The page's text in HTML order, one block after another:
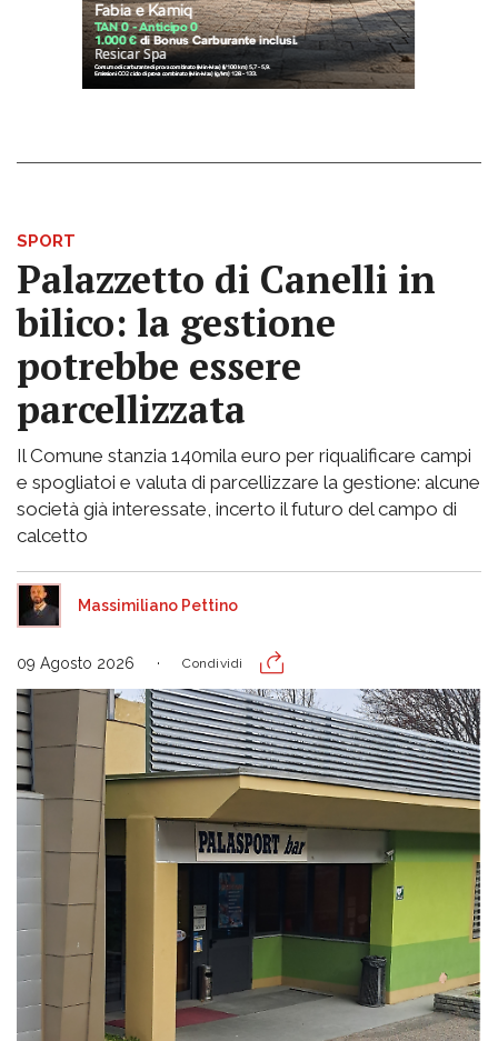
SPORT
Palazzetto di Canelli in
bilico: la gestione
potrebbe essere
parcellizzata
Il Comune stanzia 140mila euro per riqualificare campi
e spogliatoi e valuta di parcellizzare la gestione: alcune
società già interessate, incerto il futuro del campo di
calcetto
Massimiliano Pettino
09 Agosto 2026 Condividi